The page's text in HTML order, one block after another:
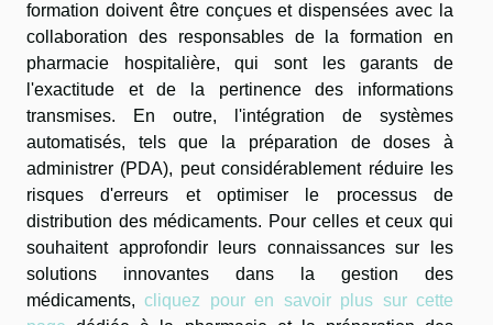
formation doivent être conçues et dispensées avec la
collaboration des responsables de la formation en
pharmacie hospitalière, qui sont les garants de
l'exactitude et de la pertinence des informations
transmises. En outre, l'intégration de systèmes
automatisés, tels que la préparation de doses à
administrer (PDA), peut considérablement réduire les
risques d'erreurs et optimiser le processus de
distribution des médicaments. Pour celles et ceux qui
souhaitent approfondir leurs connaissances sur les
solutions innovantes dans la gestion des
médicaments,cliquez pour en savoir plus sur cette